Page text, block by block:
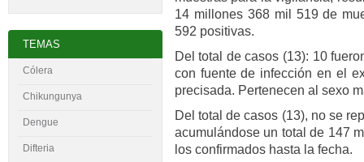
14 millones 368 mil 519 de
592 positivas.
Del total de casos (13): 10
con fuente de infección en el
precisada. Pertenecen al sexo
Del total de casos (13), no se
acumulándose un total de 147
los confirmados hasta la fecha.
TEMAS
Cólera
Chikungunya
Dengue
Difteria